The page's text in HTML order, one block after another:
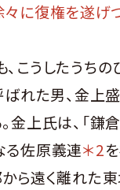
に復権を遂げ
こうしたうちの
ばれた男、金上
金上氏は、「
る佐原義連＊2
ら遠く離れた